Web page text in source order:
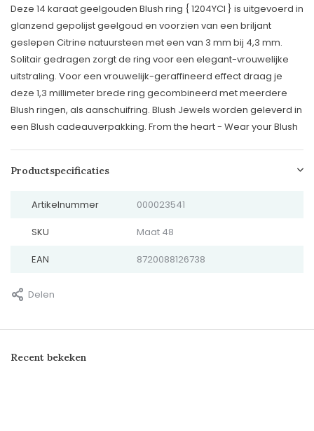
Deze 14 karaat geelgouden Blush ring { 1204YCI } is uitgevoerd in
glanzend gepolijst geelgoud en voorzien van een briljant
geslepen Citrine natuursteen met een van 3 mm bij 4,3 mm.
Solitair gedragen zorgt de ring voor een elegant-vrouwelijke
uitstraling. Voor een vrouwelijk-geraffineerd effect draag je
deze 1,3 millimeter brede ring gecombineerd met meerdere
Blush ringen, als aanschuifring. Blush Jewels worden geleverd in
een Blush cadeauverpakking. From the heart - Wear your Blush
Productspecificaties
Artikelnummer 000023541
SKU Maat 48
EAN 8720088126738
Delen
Recent bekeken